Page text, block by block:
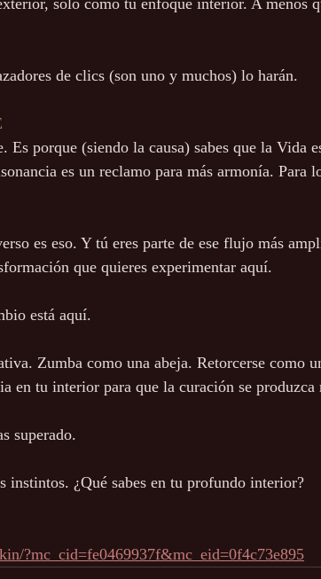
sólo cómo tu enfoque interior. A menos
de clics (son uno y muchos) lo harán.
Es porque (siendo la causa) sabes que la Vida
es un reclamo para más armonía. Para
es eso. Y tú eres parte de ese flujo más
que quieres experimentar aquí.
está aquí.
Zumba como una abeja. Retorcerse como
en tu interior para que la curación se produzca
superado.
instintos. ¿Qué sabes en tu profundo interior?
?mc_cid=fe0469937f&mc_eid=0f4c73e895